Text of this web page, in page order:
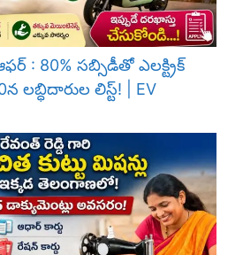
: 80% సబ్సిడీతో ఎలక్ట్రిక్
లబ్ధిదారుల లిస్ట్! | EV